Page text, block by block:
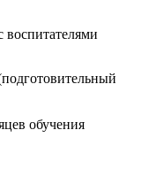
воспитателями
обучения